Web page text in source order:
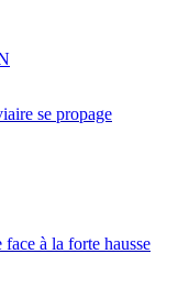
se propage
à la forte hausse